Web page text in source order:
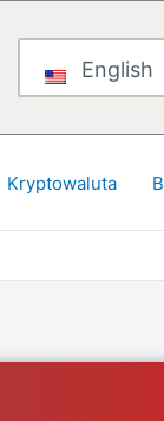
English
Kryptowaluta